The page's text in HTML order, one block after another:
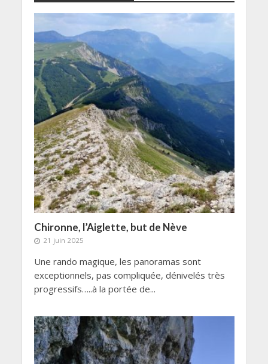
Chironne, l’Aiglette, but de Nève
21 juin 2025
Une rando magique, les panoramas sont
exceptionnels, pas compliquée, dénivelés très
progressifs…..à la portée de...